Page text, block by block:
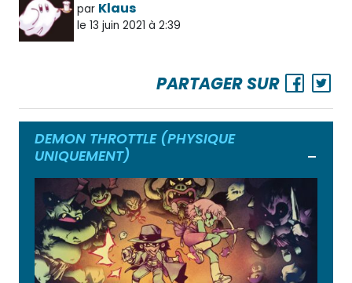
par Klaus
le 13 juin 2021 à 2:39
PARTAGER SUR
DEMON THROTTLE (PHYSIQUE
UNIQUEMENT)